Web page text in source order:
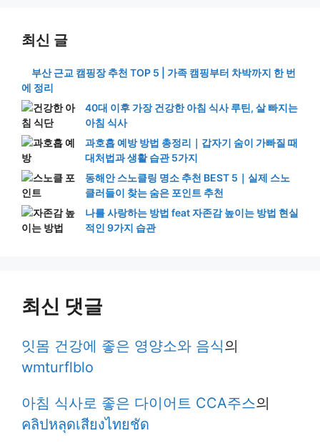
최신 글
부산 근교 캠핑장 추천 TOP 5 | 가족 캠핑부터 차박까지 한 번
에 정리
40대 이후 가장 건강한 아침 식사 루틴, 살 빠지는
아침 식사
과호흡 예방 방법 총정리｜갑자기 숨이 가빠질 때
대처법과 생활 습관 5가지
동해안 스노클링 명소 추천 BEST 5｜실제 스노
클러들이 찾는 숨은 포인트 추천
나를 사랑하는 방법 feat 자존감 높이는 방법 현실
적인 9가지 습관
최신 댓글
잇몸 건강에 좋은 영양소와 음식의
wmturflblo
아침 식사로 좋은 다이어트 CCA주스의
คลิปหลุดเสียงไทยชัด